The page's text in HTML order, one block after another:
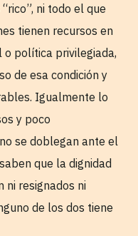
ni todo el que
tienen recursos en
o política privilegiada,
de esa condición y
Igualmente lo
y poco
se doblegan ante el
que la dignidad
ni resignados ni
de los dos tiene